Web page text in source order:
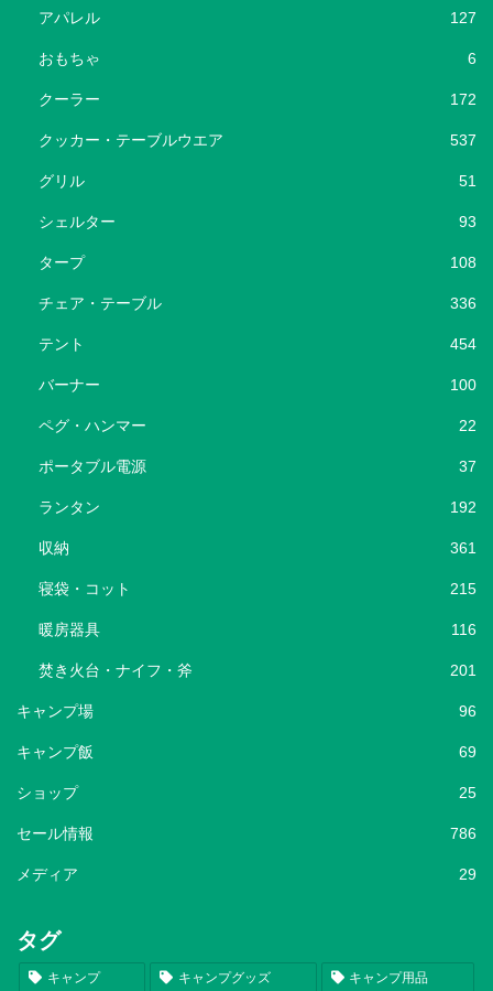
アパレル 127
おもちゃ 6
クーラー 172
クッカー・テーブルウエア 537
グリル 51
シェルター 93
タープ 108
チェア・テーブル 336
テント 454
バーナー 100
ペグ・ハンマー 22
ポータブル電源 37
ランタン 192
収納 361
寝袋・コット 215
暖房器具 116
焚き火台・ナイフ・斧 201
キャンプ場 96
キャンプ飯 69
ショップ 25
セール情報 786
メディア 29
タグ
キャンプ キャンプグッズ キャンプ用品